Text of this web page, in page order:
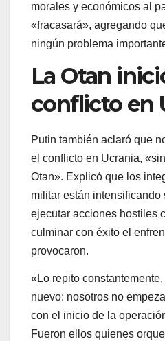
morales y económicos al
«fracasará», agregando
ningún problema
La Otan
conflicto en
Putin también aclaró que
el conflicto en Ucrania,
Otan». Explicó que los
militar están intensificando
ejecutar acciones hostiles
culminar con éxito el
provocaron.
«Lo repito
nuevo: nosotros no
con el inicio de la
Fueron ellos quienes